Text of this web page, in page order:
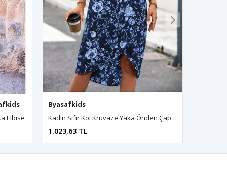
, Byasafkids , Byasafkids
Byasafkids Byasafkids,
Byasafkids , Byasafkids
Elbise
Byasafkids
Kadın Sıfır Kol Kruvaze Yaka Önden Çapraz Kesim Detaylı Desenli Oysho Süprem Elbise
1.023,63 TL